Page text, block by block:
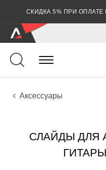
СКИДКА 5% ПРИ
Гитары
Акустические
Аксессуары
СЛАЙДЫ ДЛЯ